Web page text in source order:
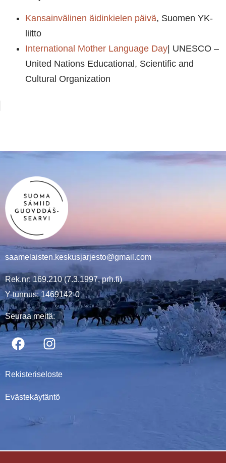
Kansainvälinen äidinkielen päivä, Suomen YK-
liitto
International Mother Language Day | UNESCO –
United Nations Educational, Scientific and
Cultural Organization
saamelaisten.keskusjarjesto@gmail.com
Rek.nr: 169.210 (7.3.1997, prh.fi)
Y-tunnus: 1469142-0
Seuraa meitä:
Rekisteriseloste
Evästekäytäntö